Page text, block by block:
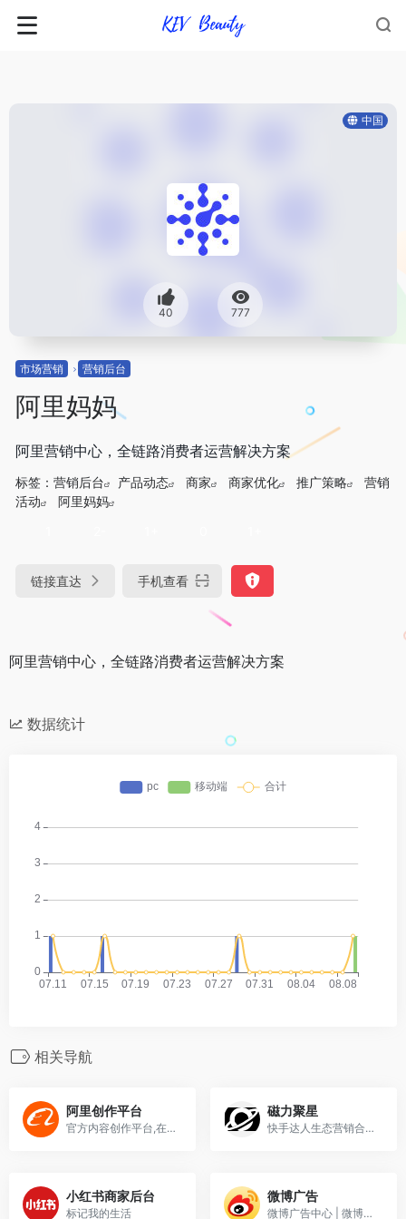
中国
40 777
市场营销 营销后台
阿里妈妈
阿里营销中心，全链路消费者运营解决方案
标签： 营销后台 产品动态 商家 商家优化 推广策略
营销
活动
阿里妈妈
链接直达 手机查看
阿里营销中心，全链路消费者运营解决方案
数据统计
相关导航
阿里创作平台
官方内容创作平台,在这里可以发微淘,发买家秀,发好货心得,发上新和预上新,发投稿,运营达人主页,店铺微淘装修,完成V任务等,支持微淘号达人、微淘号商家和品牌号
磁力聚星
快手达人生态营销合作平台
小红书商家后台
标记我的生活
微博广告
微博广告中心 | 微博广告投放-微博推广-超级粉丝通